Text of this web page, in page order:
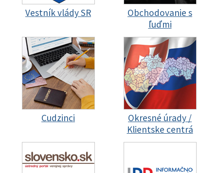
Vestník vlády SR
Obchodovanie s
ľuďmi
Cudzinci
Okresné úrady /
Klientske centrá